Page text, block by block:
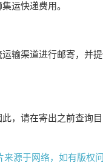
运快递费用。
输渠道进行邮寄，并
，请在寄出之前查询
来源于网络，如有版权